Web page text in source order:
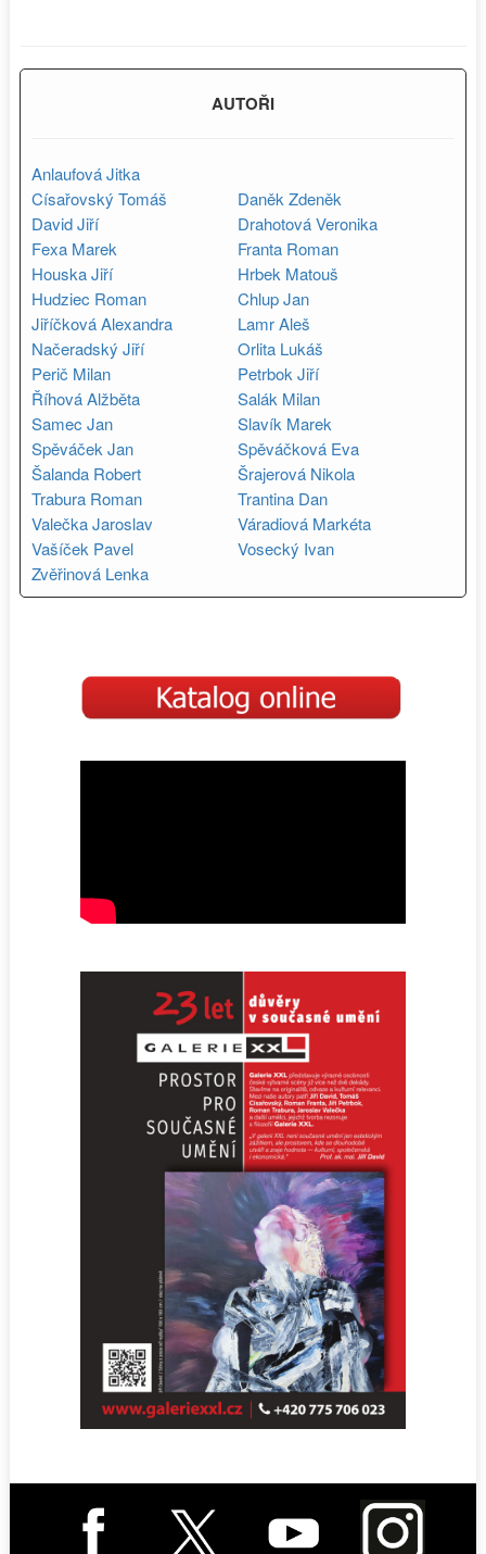
AUTOŘI
Anlaufová Jitka
Císařovský Tomáš
Daněk Zdeněk
David Jiří
Drahotová Veronika
Fexa Marek
Franta Roman
Houska Jiří
Hrbek Matouš
Hudziec Roman
Chlup Jan
Jiříčková Alexandra
Lamr Aleš
Načeradský Jiří
Orlita Lukáš
Perič Milan
Petrbok Jiří
Říhová Alžběta
Salák Milan
Samec Jan
Slavík Marek
Spěváček Jan
Spěváčková Eva
Šalanda Robert
Šrajerová Nikola
Trabura Roman
Trantina Dan
Valečka Jaroslav
Váradiová Markéta
Vašíček Pavel
Vosecký Ivan
Zvěřinová Lenka